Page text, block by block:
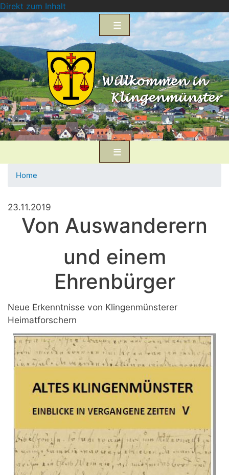
Direkt zum Inhalt
Home
23.11.2019
Von Auswanderern
und einem
Ehrenbürger
Neue Erkenntnisse von Klingenmünsterer
Heimatforschern